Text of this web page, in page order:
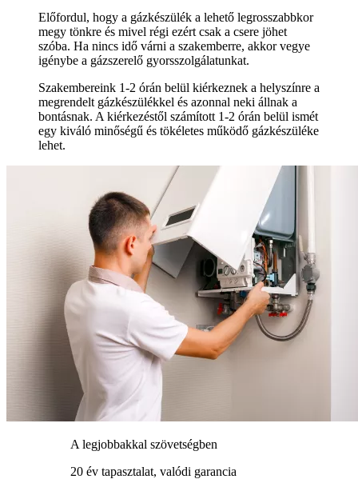
Előfordul, hogy a gázkészülék a lehető legrosszabbkor
megy tönkre és mivel régi ezért csak a csere jöhet
szóba. Ha nincs idő várni a szakemberre, akkor vegye
igénybe a gázszerelő gyorsszolgálatunkat.
Szakembereink 1-2 órán belül kiérkeznek a helyszínre a
megrendelt gázkészülékkel és azonnal neki állnak a
bontásnak. A kiérkezéstől számított 1-2 órán belül ismét
egy kiváló minőségű és tökéletes működő gázkészüléke
lehet.
A legjobbakkal szövetségben
20 év tapasztalat, valódi garancia